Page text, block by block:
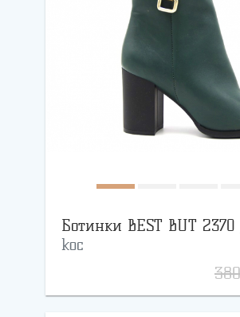
Ботинки BEST BUT
koc